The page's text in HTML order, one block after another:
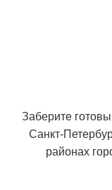
Заберите
Санкт-
районах